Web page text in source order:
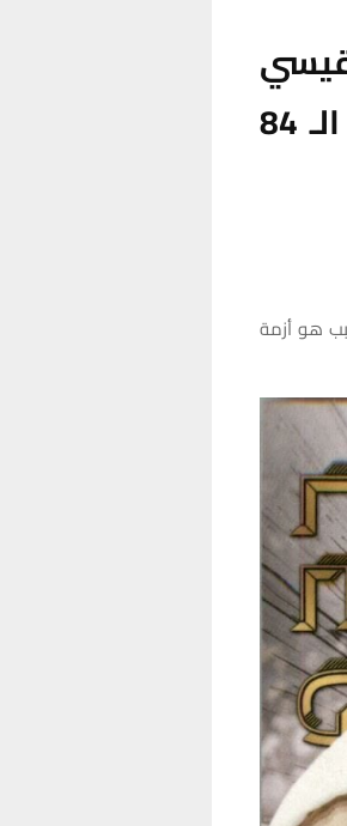
المُلقب “بيلي الذئب الابيض” عن عمر ناهز الـ 84
ليلة أمس 6 أيلول/ سبتمبر 2023، وان سبب هو أزمة